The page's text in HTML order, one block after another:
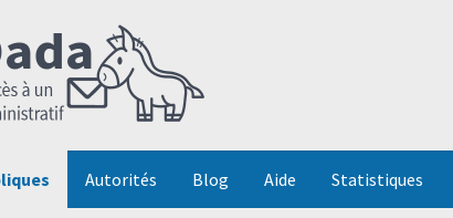
Autorités Blog Aide Statistiques